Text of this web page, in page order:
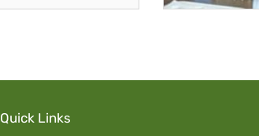
Quick Links